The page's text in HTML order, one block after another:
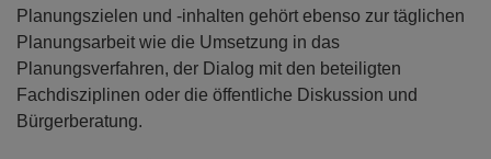
Planungszielen und -inhalten gehört ebenso zur täglichen
Planungsarbeit wie die Umsetzung in das
Planungsverfahren, der Dialog mit den beteiligten
Fachdisziplinen oder die öffentliche Diskussion und
Bürgerberatung.